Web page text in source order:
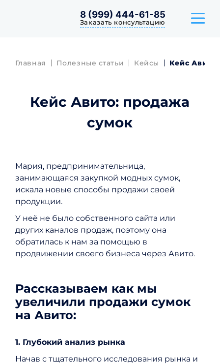
8 (999) 444-61-85
Заказать консультацию
КЕЙСЫ
Главная Полезные статьи Кейсы Кейс
Кейс Авито: продажа
сумок
Мария, предпринимательница,
занимающаяся закупкой модных сумок,
искала новые способы продажи своей
продукции.
У неё не было собственного сайта или
других каналов продаж, поэтому она
обратилась к нам за помощью в
продвижении своего бизнеса через Авито.
Рассказываем как мы
увеличили продажи сумок
на Авито:
1. Глубокий анализ рынка
Начав с тщательного исследования рынка и